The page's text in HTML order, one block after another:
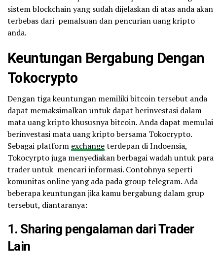
sistem blockchain yang sudah dijelaskan di atas anda akan
terbebas dari pemalsuan dan pencurian uang kripto
anda.
Keuntungan Bergabung Dengan
Tokocrypto
Dengan tiga keuntungan memiliki bitcoin tersebut anda
dapat memaksimalkan untuk dapat berinvestasi dalam
mata uang kripto khususnya bitcoin. Anda dapat memulai
berinvestasi mata uang kripto bersama Tokocrypto.
Sebagai platform exchangeterdepan di Indoensia,
Tokocyrpto juga menyediakan berbagai wadah untuk para
trader untuk mencari informasi. Contohnya seperti
komunitas online yang ada pada group telegram. Ada
beberapa keuntungan jika kamu bergabung dalam grup
tersebut, diantaranya:
1. Sharing pengalaman dari Trader
Lain